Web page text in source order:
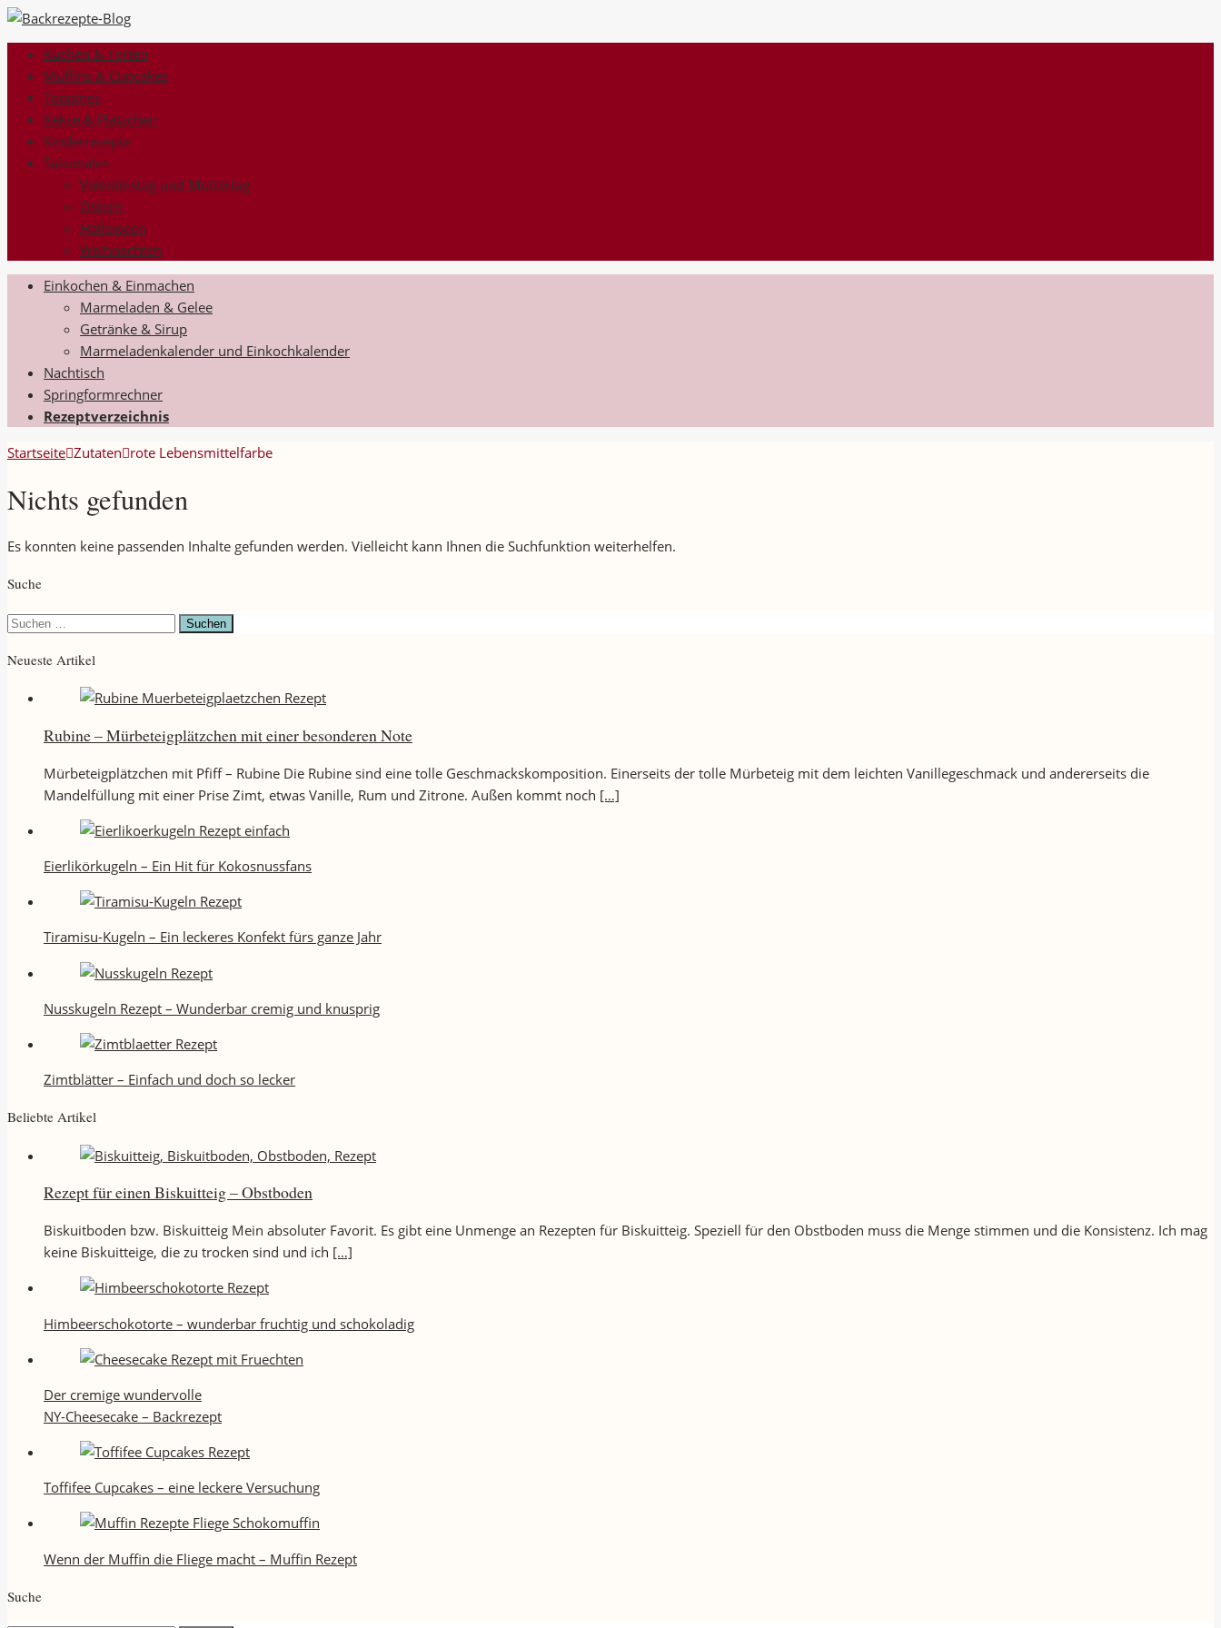
Kuchen & Torten
Muffins & Cupcakes
Toppings
Kekse & Plätzchen
Kinderrezepte
Saisonales
Valentinstag und Muttertag
Ostern
Halloween
Weihnachten
Einkochen & Einmachen
Marmeladen & Gelee
Getränke & Sirup
Marmeladenkalender und Einkochkalender
Nachtisch
Springformrechner
Rezeptverzeichnis
Startseite Zutaten rote Lebensmittelfarbe
Nichts gefunden
Es konnten keine passenden Inhalte gefunden werden. Vielleicht kann Ihnen die Suchfunktion weiterhelfen.
Suche
Suchen
Neueste Artikel
Rubine – Mürbeteigplätzchen mit einer besonderen Note
Mürbeteigplätzchen mit Pfiff – Rubine Die Rubine sind eine tolle Geschmackskomposition. Einerseits der tolle Mürbeteig mit dem leichten Vanillegeschmack und andererseits die
Mandelfüllung mit einer Prise Zimt, etwas Vanille, Rum und Zitrone. Außen kommt noch […]
Eierlikörkugeln – Ein Hit für Kokosnussfans
Tiramisu-Kugeln – Ein leckeres Konfekt fürs ganze Jahr
Nusskugeln Rezept – Wunderbar cremig und knusprig
Zimtblätter – Einfach und doch so lecker
Beliebte Artikel
Rezept für einen Biskuitteig – Obstboden
Biskuitboden bzw. Biskuitteig Mein absoluter Favorit. Es gibt eine Unmenge an Rezepten für Biskuitteig. Speziell für den Obstboden muss die Menge stimmen und die Konsistenz. Ich mag
keine Biskuitteige, die zu trocken sind und ich […]
Himbeerschokotorte – wunderbar fruchtig und schokoladig
Der cremige wundervolle
NY-Cheesecake – Backrezept
Toffifee Cupcakes – eine leckere Versuchung
Wenn der Muffin die Fliege macht – Muffin Rezept
Suche